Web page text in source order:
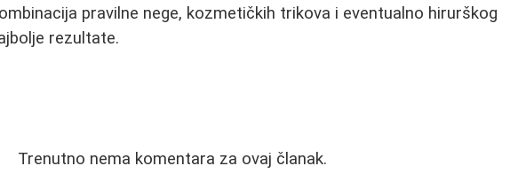
pravilne nege, kozmetičkih trikova i eventualno hirurškog
rezultate.
Trenutno nema komentara za ovaj članak.